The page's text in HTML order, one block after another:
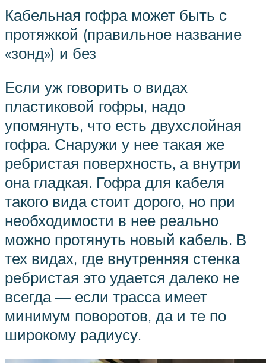
Кабельная гофра может быть с
протяжкой (правильное название
«зонд») и без
Если уж говорить о видах
пластиковой гофры, надо
упомянуть, что есть двухслойная
гофра. Снаружи у нее такая же
ребристая поверхность, а внутри
она гладкая. Гофра для кабеля
такого вида стоит дорого, но при
необходимости в нее реально
можно протянуть новый кабель. В
тех видах, где внутренняя стенка
ребристая это удается далеко не
всегда — если трасса имеет
минимум поворотов, да и те по
широкому радиусу.